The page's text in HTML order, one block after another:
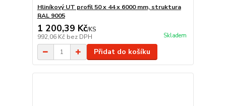
Hliníkový UT profil 50 x 44 x 6000 mm, struktura
RAL 9005
1 200,39 Kč/KS
992,06 Kč bez DPH Skladem
Přidat do košíku